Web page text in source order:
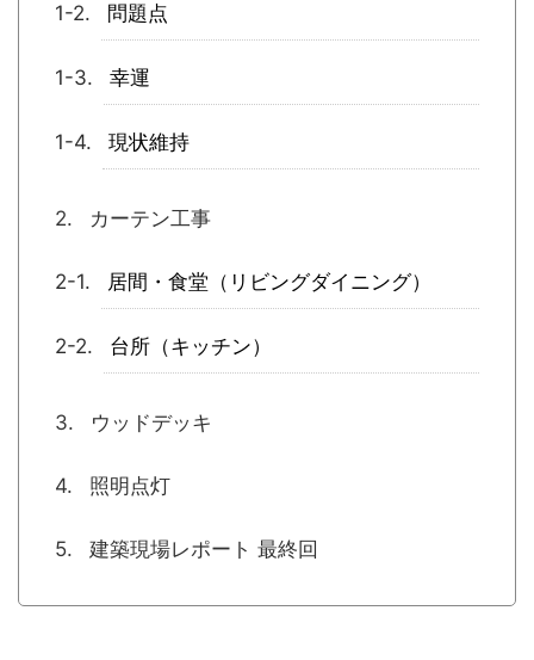
問題点
幸運
現状維持
カーテン工事
居間・食堂（リビングダイニング）
台所（キッチン）
ウッドデッキ
照明点灯
建築現場レポート 最終回